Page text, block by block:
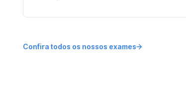
Confira todos os nossos exames